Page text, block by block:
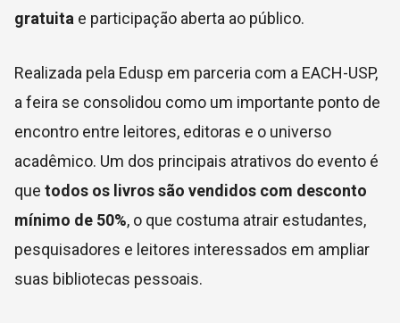
gratuita e participação aberta ao público.
Realizada pela Edusp em parceria com a EACH-USP,
a feira se consolidou como um importante ponto de
encontro entre leitores, editoras e o universo
acadêmico. Um dos principais atrativos do evento é
que todos os livros são vendidos com desconto
mínimo de 50%, o que costuma atrair estudantes,
pesquisadores e leitores interessados em ampliar
suas bibliotecas pessoais.